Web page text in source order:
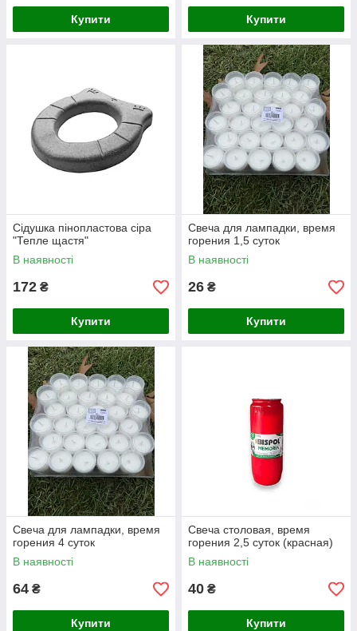
Купити Купити
Сідушка пінопластова сіра
"Тепле щастя"
В наявності
172 ₴
Купити
Свеча для лампадки, время
горения 1,5 суток
В наявності
26 ₴
Купити
Свеча для лампадки, время
горения 4 суток
В наявності
64 ₴
Купити
Свеча столовая, время
горения 2,5 суток (красная)
В наявності
40 ₴
Купити